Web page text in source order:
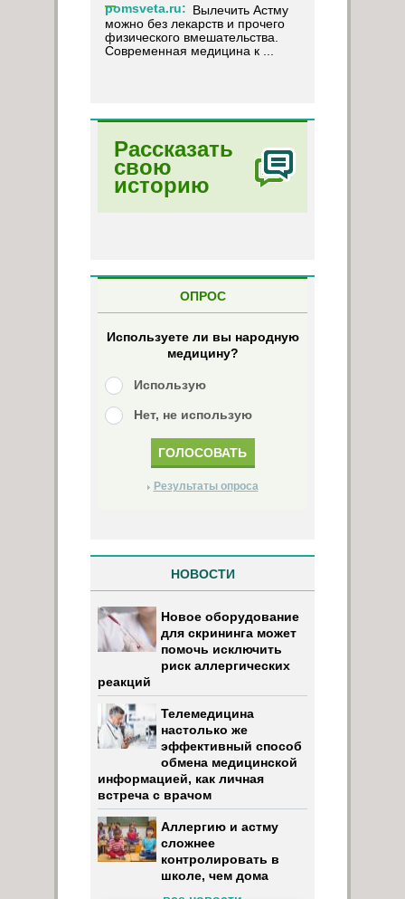
pomsveta.ru: Вылечить Астму
можно без лекарств и прочего
физического вмешательства.
Современная медицина к ...
Рассказать
свою
историю
ОПРОС
Используете ли вы народную
медицину?
Использую
Нет, не использую
Результаты опроса
НОВОСТИ
Новое оборудование
для скрининга может
помочь исключить
риск аллергических
реакций
Телемедицина
настолько же
эффективный способ
обмена медицинской
информацией, как личная
встреча с врачом
Аллергию и астму
сложнее
контролировать в
школе, чем дома